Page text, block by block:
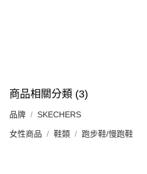
商品相關分類 (3)
品牌 SKECHERS
女性商品 鞋類 跑步鞋/慢跑鞋